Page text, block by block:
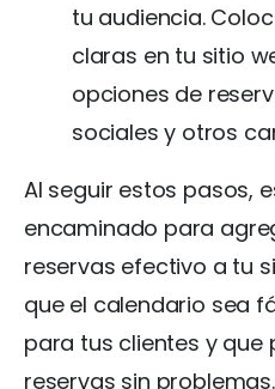
tu audiencia.
claras en tu sitio
opciones de
sociales y otros
Al seguir estos pasos,
encaminado para
reservas efectivo a tu
que el calendario sea
para tus clientes y que
reservas sin problemas.